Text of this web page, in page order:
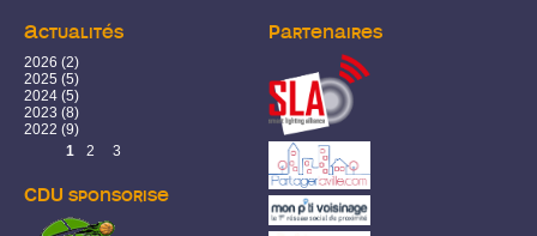
Actualités
2026 (2)
2025 (5)
2024 (5)
2023 (8)
2022 (9)
Pages
1 2 3
CDU sponsorise
Partenaires